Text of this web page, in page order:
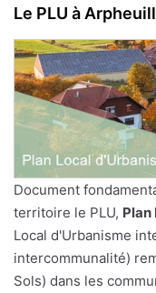
Le PLU à
Document
territoire le PLU, Plan
Local d'Urbanisme
intercommunalité)
Sols) dans les